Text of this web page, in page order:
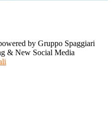
by Gruppo Spaggiari
& New Social Media